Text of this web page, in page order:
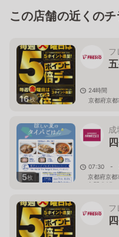
この店舗の近くのチ
16枚
フ
24時間
京都府京
5枚
成
07:30 -
京都府京
条駅 B2F
フ